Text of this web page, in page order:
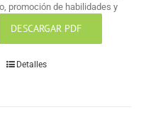
promoción de habilidades y
DESCARGAR PDF
Detalles